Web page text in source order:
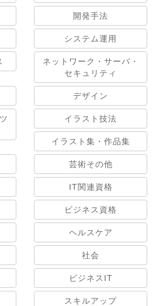
開発手法
システム運用
ネットワーク・サーバ・
セキュリティ
デザイン
イラスト技法
イラスト集・作品集
芸術その他
IT関連資格
ビジネス資格
ヘルスケア
社会
ビジネスIT
スキルアップ